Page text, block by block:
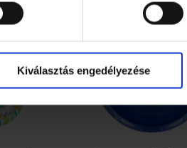
Kiválasztás engedélyezése